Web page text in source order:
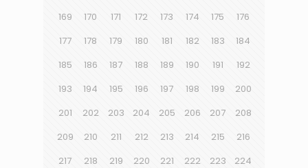
169
170 171 172 173 174 175
176
177
178 179 180 181 182 183
184
185
186 187 188 189 190 191
192
193
194 195 196 197 198 199
200
201
202 203 204 205 206 207
208
209
210 211 212 213 214 215
216
217
218 219 220 221 222 223
224